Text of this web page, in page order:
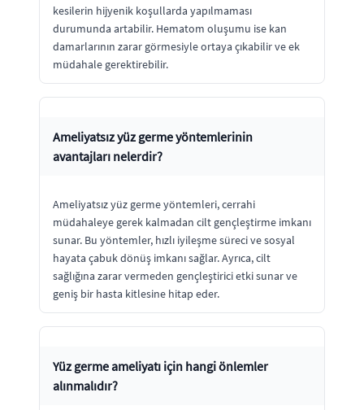
kesilerin hijyenik koşullarda yapılmaması
durumunda artabilir. Hematom oluşumu ise kan
damarlarının zarar görmesiyle ortaya çıkabilir ve ek
müdahale gerektirebilir.
Ameliyatsız yüz germe yöntemlerinin
avantajları nelerdir?
Ameliyatsız yüz germe yöntemleri, cerrahi
müdahaleye gerek kalmadan cilt gençleştirme imkanı
sunar. Bu yöntemler, hızlı iyileşme süreci ve sosyal
hayata çabuk dönüş imkanı sağlar. Ayrıca, cilt
sağlığına zarar vermeden gençleştirici etki sunar ve
geniş bir hasta kitlesine hitap eder.
Yüz germe ameliyatı için hangi önlemler
alınmalıdır?